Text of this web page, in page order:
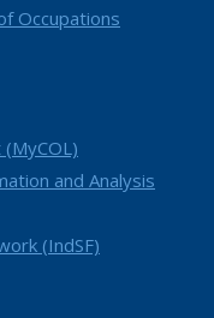
Occupations
and Analysis
(IndSF)